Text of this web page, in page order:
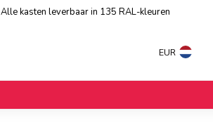
Alle kasten leverbaar in 135 RAL-kleuren
EUR